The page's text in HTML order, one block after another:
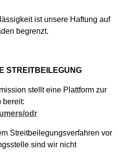
ist unsere Haftung auf
begrenzt.
STREITBEILEGUNG
stellt eine Plattform zur
bereit:
odr
Streitbeilegungsverfahren vor
sind wir nicht